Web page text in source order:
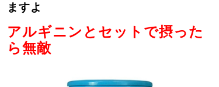
ますよ
アルギニンとセットで摂った
ら無敵